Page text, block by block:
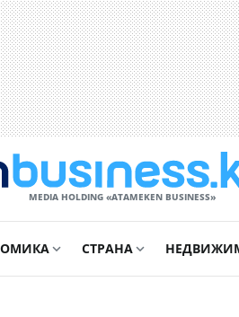
MEDIA HOLDING «ATAMEKЕN BUSINESS»
СТРАНА